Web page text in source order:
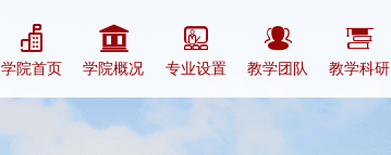
学院首页 学院概况 专业设置 教学团队 教学科研